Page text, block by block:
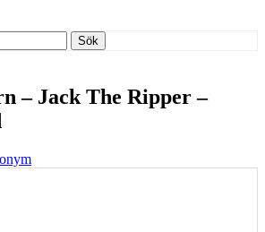
Sök
– Jack The Ripper –